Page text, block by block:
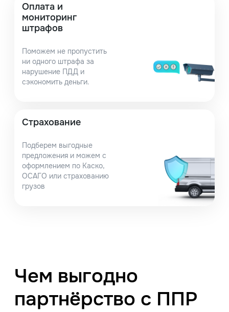
Оплата и
мониторинг
штрафов
Поможем не пропустить
ни одного штрафа за
нарушение ПДД и
сэкономить деньги.
Страхование
Подберем выгодные
предложения и можем с
оформлением по Каско,
ОСАГО или страхованию
грузов
Чем выгодно
партнёрство с ППР